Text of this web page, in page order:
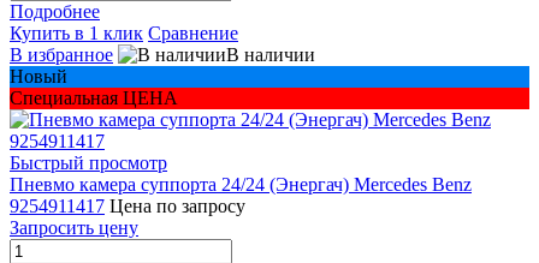
Подробнее
Купить в 1 клик Сравнение
В избранное
В наличии
Новый
Специальная ЦЕНА
Быстрый просмотр
Пневмо камера суппорта 24/24 (Энергач) Mercedes Benz
9254911417 Цена по запросу
Запросить цену